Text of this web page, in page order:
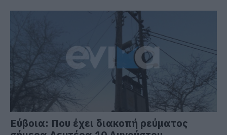
Εύβοια: Που έχει διακοπή ρεύματος